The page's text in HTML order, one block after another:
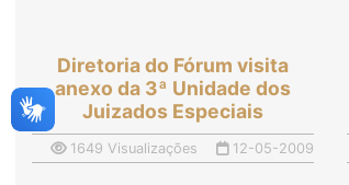
Diretoria do Fórum visita
anexo da 3ª Unidade dos
Juizados Especiais
1649 Visualizações 12-05-2009